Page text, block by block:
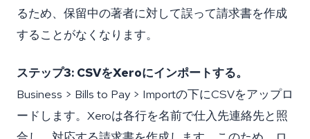
るため、保留中の著者に対して誤って請求書を作成
することがなくなります。
ステップ3: CSVをXeroにインポートする。
Business > Bills to Pay > Importの下にCSVをアップロ
ードします。Xeroは各行を名前で仕入先連絡先と照